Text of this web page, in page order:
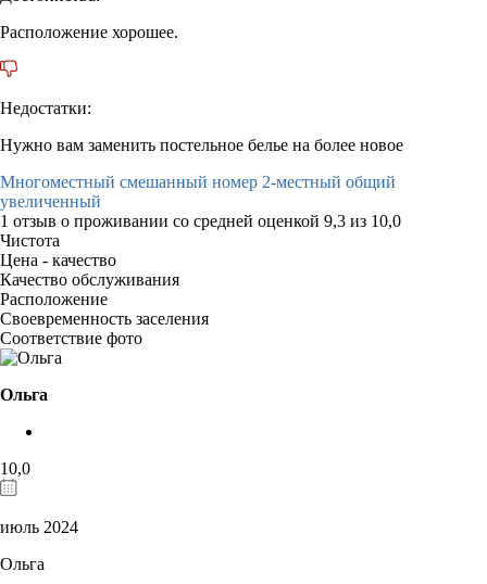
Расположение хорошее.
Недостатки:
Нужно вам заменить постельное белье на более новое
Многоместный смешанный номер 2-местный общий
увеличенный
1 отзыв о проживании со средней оценкой 9,3 из 10,0
Чистота
Цена - качество
Качество обслуживания
Расположение
Своевременность заселения
Соответствие фото
Ольга
10,0
июль 2024
Ольга